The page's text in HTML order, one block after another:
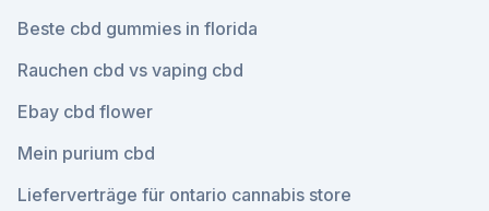
Beste cbd gummies in florida
Rauchen cbd vs vaping cbd
Ebay cbd flower
Mein purium cbd
Lieferverträge für ontario cannabis store